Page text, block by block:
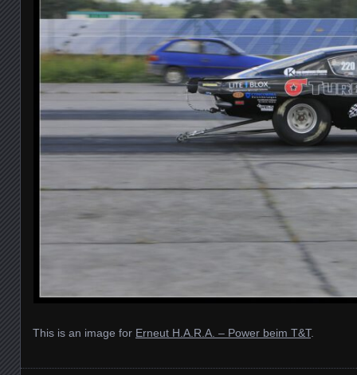
This is an image for Erneut H.A.R.A. – Power beim T&T.